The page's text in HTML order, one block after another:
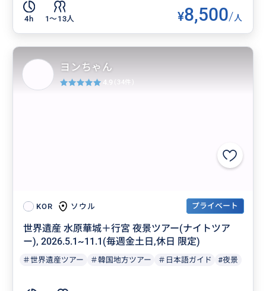
4h 1〜13人 ¥8,500/人
KOR ソウル プライベート
世界遺産 水原華城＋行宮 夜景ツアー(ナイトツア
ー), 2026.5.1~11.1(毎週金土日,休日 限定)
＃世界遺産ツアー ＃韓国地方ツアー ＃日本語ガイド #夜景
ヨンちゃん
4.9 (34件)